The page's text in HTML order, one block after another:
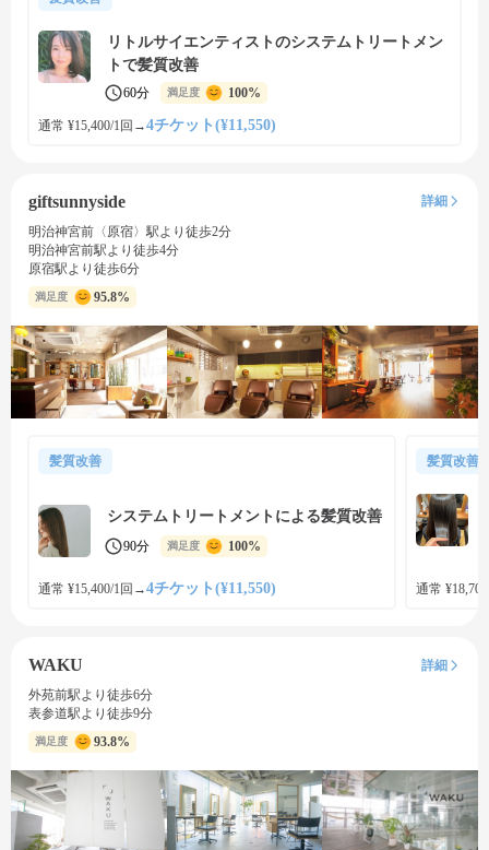
リトルサイエンティストのシステムトリートメン
トで髪質改善
60分 満足度 100%
通常 ¥15,400/1回 →4チケット(¥11,550)
giftsunnyside
詳細
明治神宮前〈原宿〉駅より徒歩2分
明治神宮前駅より徒歩4分
原宿駅より徒歩6分
満足度 95.8%
髪質改善
システムトリートメントによる髪質改善
90分 満足度 100%
通常 ¥15,400/1回 →4チケット(¥11,550)
髪質改善
通常
WAKU
詳細
外苑前駅より徒歩6分
表参道駅より徒歩9分
満足度 93.8%